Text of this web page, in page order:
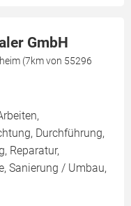
GmbH
(7km von 55296
Durchführung,
Reparatur,
Sanierung / Umbau,